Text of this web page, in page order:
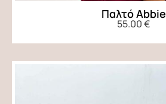
Παλτό Abbie
55.00€